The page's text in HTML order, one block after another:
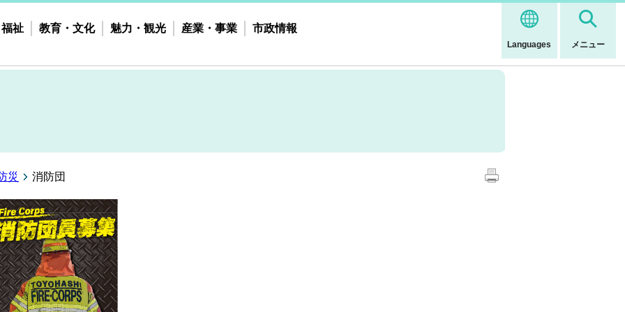
Languages メニュー
祉 教育・文化 魅力・観光 産業・事業 市政情報
災 消防団